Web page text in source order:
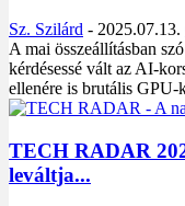
Sz. Szilárd - 2025.07.13.
A mai összeállításban
kérdésessé vált az AI-
ellenére is brutális
TECH RADAR
leváltja...